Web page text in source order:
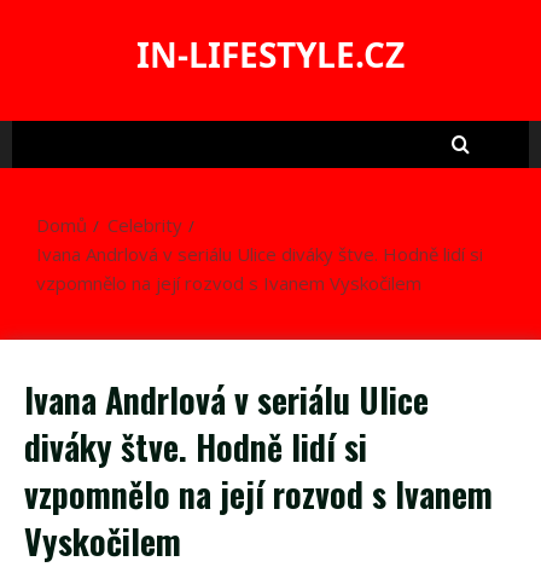
IN-LIFESTYLE.CZ
Domů
Celebrity
Ivana Andrlová v seriálu Ulice diváky štve. Hodně lidí si
vzpomnělo na její rozvod s Ivanem Vyskočilem
Ivana Andrlová v seriálu Ulice
diváky štve. Hodně lidí si
vzpomnělo na její rozvod s Ivanem
Vyskočilem